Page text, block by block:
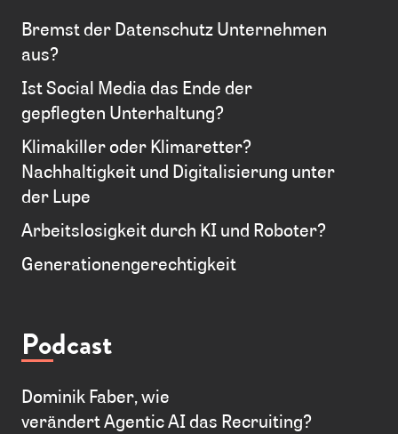
Bremst der Datenschutz Unternehmen
aus?
Ist Social Media das Ende der
gepflegten Unterhaltung?
Klimakiller oder Klimaretter?
Nachhaltigkeit und Digitalisierung unter
der Lupe
Arbeitslosigkeit durch KI und Roboter?
Generationengerechtigkeit
Podcast
Dominik Faber, wie
verändert Agentic AI das Recruiting?